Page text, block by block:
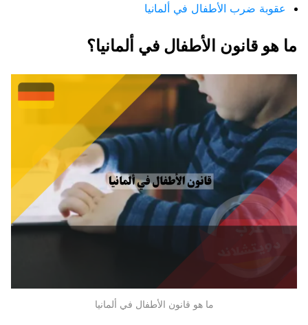
عقوبة ضرب الأطفال في ألمانيا
ما هو قانون الأطفال في ألمانيا؟
ما هو قانون الأطفال في ألمانيا